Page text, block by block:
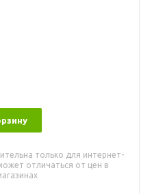
только для интернет-
отличаться от цен в